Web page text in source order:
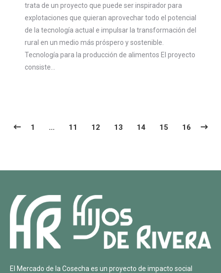
trata de un proyecto que puede ser inspirador para
explotaciones que quieran aprovechar todo el potencial
de la tecnología actual e impulsar la transformación del
rural en un medio más próspero y sostenible.
Tecnología para la producción de alimentos El proyecto
consiste…
1 … 11 12 13 14 15 16
El Mercado de la Cosecha es un proyecto de impacto social